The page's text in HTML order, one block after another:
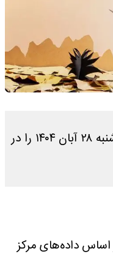
وضعیت هوای فردا مشهد چهارشنبه ۲۸ آبان ۱۴۰۴ را در
اساس داده‌های مرکز